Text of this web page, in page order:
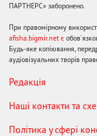
ПАРТНЕРС» заборонено.
При правомірному
afisha.bigmir.net є
Будь-яке копіювання,
аудіовізуальних творів
Редакція
Наші контакти та
Політика у сфері